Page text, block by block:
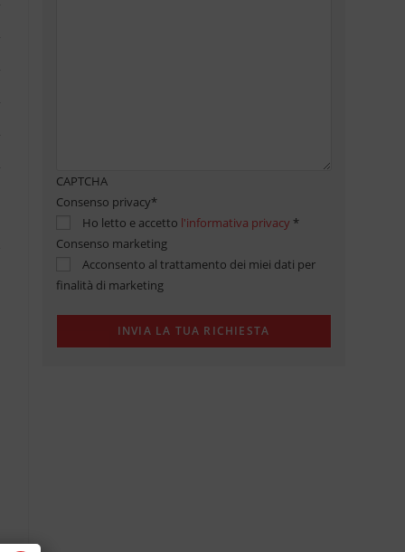
CAPTCHA
Consenso privacy*
Ho letto e accetto l'informativa privacy *
Consenso marketing
Acconsento al trattamento dei miei dati per
finalità di marketing